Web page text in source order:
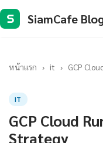
S SiamCafe
หน้าแรก › it › GCP
IT
GCP Cloud
Strategy